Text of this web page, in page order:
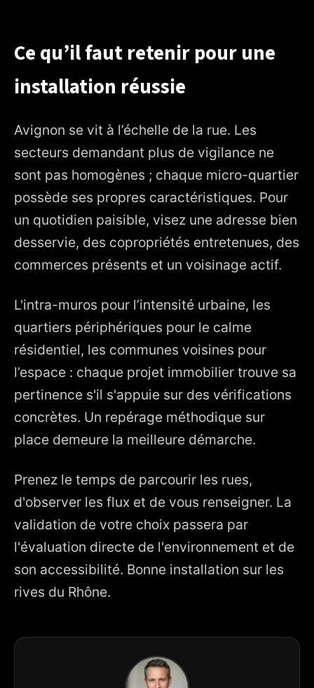
Ce qu’il faut retenir pour une
installation réussie
Avignon se vit à l’échelle de la rue. Les
secteurs demandant plus de vigilance ne
sont pas homogènes ; chaque micro-quartier
possède ses propres caractéristiques. Pour
un quotidien paisible, visez une adresse bien
desservie, des copropriétés entretenues, des
commerces présents et un voisinage actif.
L'intra-muros pour l’intensité urbaine, les
quartiers périphériques pour le calme
résidentiel, les communes voisines pour
l’espace : chaque projet immobilier trouve sa
pertinence s'il s'appuie sur des vérifications
concrètes. Un repérage méthodique sur
place demeure la meilleure démarche.
Prenez le temps de parcourir les rues,
d'observer les flux et de vous renseigner. La
validation de votre choix passera par
l'évaluation directe de l'environnement et de
son accessibilité. Bonne installation sur les
rives du Rhône.